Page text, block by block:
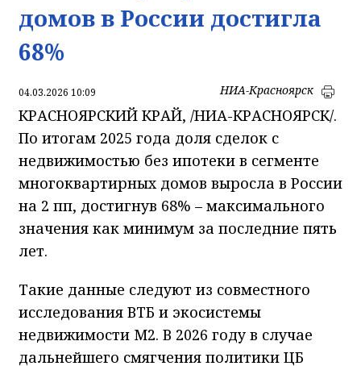
домов в России достигла
68%
04.03.2026 10:09 НИА-Красноярск
КРАСНОЯРСКИЙ КРАЙ, /НИА-КРАСНОЯРСК/.
По итогам 2025 года доля сделок с
недвижимостью без ипотеки в сегменте
многоквартирных домов выросла в России
на 2 пп, достигнув 68% – максимального
значения как минимум за последние пять
лет.
Такие данные следуют из совместного
исследования ВТБ и экосистемы
недвижимости М2. В 2026 году в случае
дальнейшего смягчения политики ЦБ